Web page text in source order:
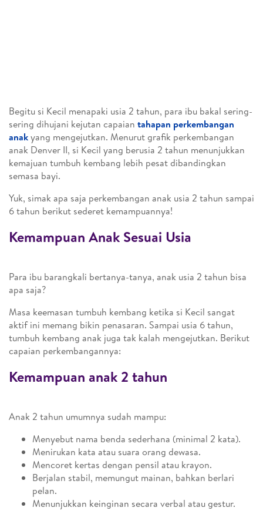
Begitu si Kecil menapaki usia 2 tahun, para ibu bakal sering-
sering dihujani kejutan capaian tahapan perkembangan
anakyang mengejutkan. Menurut grafik perkembangan
anak Denver II, si Kecil yang berusia 2 tahun menunjukkan
kemajuan tumbuh kembang lebih pesat dibandingkan
semasa bayi.
Yuk, simak apa saja perkembangan anak usia 2 tahun sampai
6 tahun berikut sederet kemampuannya!
Kemampuan Anak Sesuai Usia
Para ibu barangkali bertanya-tanya, anak usia 2 tahun bisa
apa saja?
Masa keemasan tumbuh kembang ketika si Kecil sangat
aktif ini memang bikin penasaran. Sampai usia 6 tahun,
tumbuh kembang anak juga tak kalah mengejutkan. Berikut
capaian perkembangannya:
Kemampuan anak 2 tahun
Anak 2 tahun umumnya sudah mampu:
Menyebut nama benda sederhana (minimal 2 kata).
Menirukan kata atau suara orang dewasa.
Mencoret kertas dengan pensil atau krayon.
Berjalan stabil, memungut mainan, bahkan berlari
pelan.
Menunjukkan keinginan secara verbal atau gestur.